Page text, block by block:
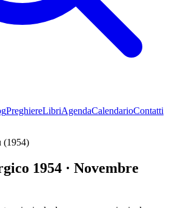
PreghiereLibriAgendaCalendarioContatti
(1954)
1954 · Novembre